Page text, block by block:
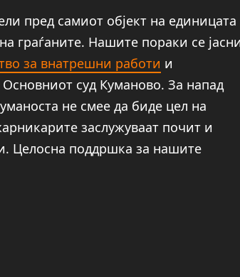
пред самиот објект на единицата
граѓаните. Нашите пораки се
за внатрешни работи и
суд Куманово. За напад
не смее да биде цел на
заслужуваат почит и
Целосна поддршка за нашите